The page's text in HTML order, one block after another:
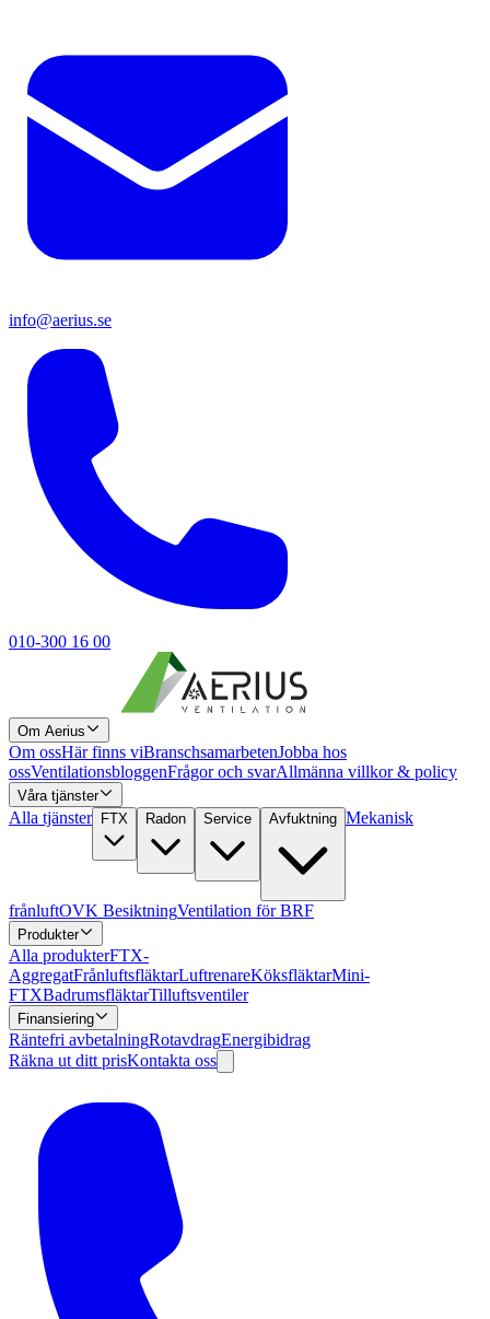
info@aerius.se
010-300 16 00
Om Aerius
Om ossHär finns viBranschsamarbetenJobba hos
ossVentilationsbloggenFrågor och svarAllmänna villkor & policy
Våra tjänster
Alla tjänster FTX Radon Service Avfuktning Mekanisk
frånluftOVK BesiktningVentilation för BRF
Produkter
Alla produkterFTX-
AggregatFrånluftsfläktarLuftrenareKöksfläktarMini-
FTXBadrumsfläktarTilluftsventiler
Finansiering
Räntefri avbetalningRotavdragEnergibidrag
Räkna ut ditt prisKontakta oss